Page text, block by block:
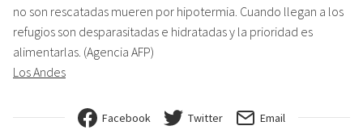
no son rescatadas mueren por hipotermia. Cuando llegan a los
refugios son desparasitadas e hidratadas y la prioridad es
alimentarlas. (Agencia AFP)
Los Andes
Facebook Twitter Email